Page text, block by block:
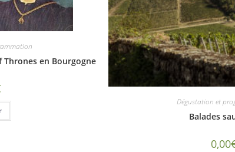
Thrones en Bourgogne
Dégustation et
Balades
0,00